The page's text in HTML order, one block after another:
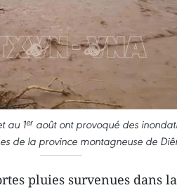
au 1ᵉʳ août ont provoqué des
de la province montagneuse de
pluies survenues dans